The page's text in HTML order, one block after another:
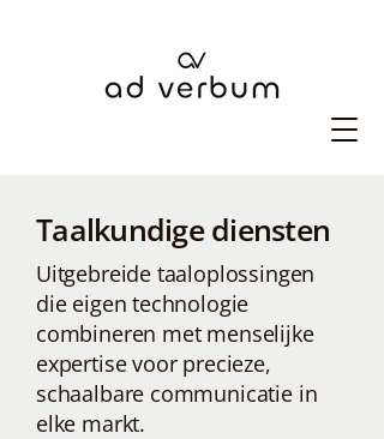
Taalkundige diensten
Uitgebreide taaloplossingen
die eigen technologie
combineren met menselijke
expertise voor precieze,
schaalbare communicatie in
elke markt.